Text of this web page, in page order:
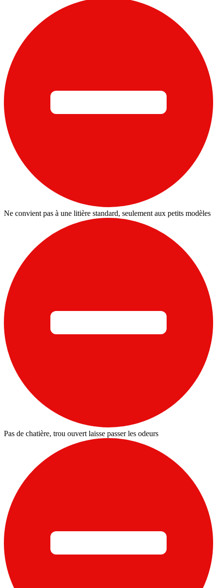
Ne convient pas à une litière standard, seulement aux petits modèles
Pas de chatière, trou ouvert laisse passer les odeurs